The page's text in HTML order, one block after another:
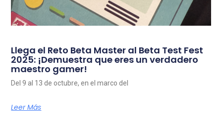
Llega el Reto Beta Master al Beta Test Fest
2025: ¡Demuestra que eres un verdadero
maestro gamer!
Del 9 al 13 de octubre, en el marco del
Leer Más